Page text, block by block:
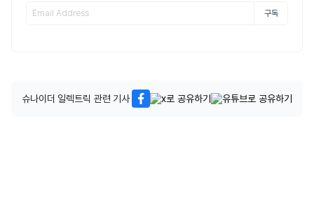
구독
슈나이더 일렉트릭 관련 기사